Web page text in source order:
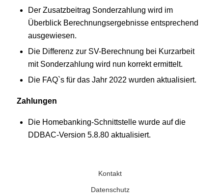
Der Zusatzbeitrag Sonderzahlung wird im
Überblick Berechnungsergebnisse entsprechend
ausgewiesen.
Die Differenz zur SV-Berechnung bei Kurzarbeit
mit Sonderzahlung wird nun korrekt ermittelt.
Die FAQ`s für das Jahr 2022 wurden aktualisiert.
Zahlungen
Die Homebanking-Schnittstelle wurde auf die
DDBAC-Version 5.8.80 aktualisiert.
Kontakt
Datenschutz